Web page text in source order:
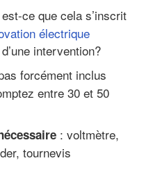
ce que cela s’inscrit
électrique
intervention?
forcément inclus
entre 30 et 50
: voltmètre,
tournevis